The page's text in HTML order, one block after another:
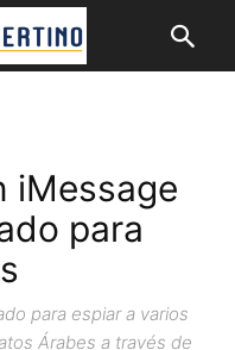
iMessage
para
para espiar a varios
Árabes a través de